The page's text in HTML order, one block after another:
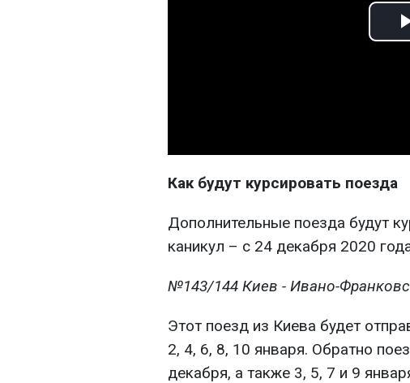
Как будут курсировать поезда
Дополнительные поезда будут
каникул – с 24 декабря 2020
№143/144 Киев - Ивано-
Этот поезд из Киева будет
2, 4, 6, 8, 10 января. Обратно
декабря, а также 3, 5, 7 и 9